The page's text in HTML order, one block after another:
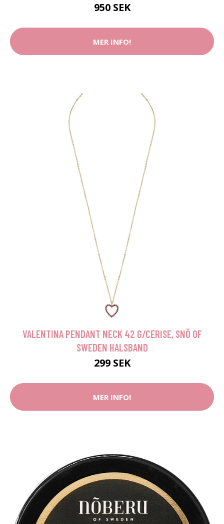
950 SEK
MER INFO!
VALENTINA PENDANT NECK 42 G/CERISE, SNÖ OF
SWEDEN HALSBAND
299 SEK
MER INFO!